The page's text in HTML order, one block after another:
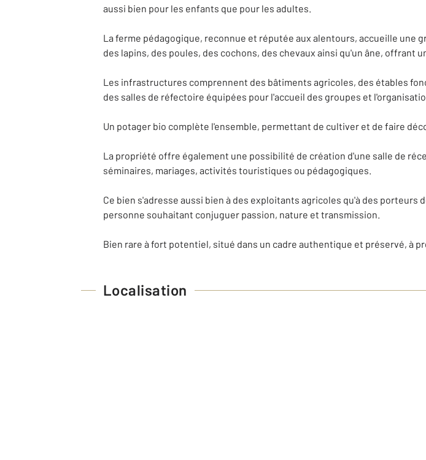
aussi bien pour les enfants que pour les adultes.
La ferme pédagogique, reconnue et réputée aux alentours, accueille une
des lapins, des poules, des cochons, des chevaux ainsi qu'un âne, offrant
Les infrastructures comprennent des bâtiments agricoles, des étables
des salles de réfectoire équipées pour l'accueil des groupes et
Un potager bio complète l'ensemble, permettant de cultiver et de faire
La propriété offre également une possibilité de création d'une salle de
séminaires, mariages, activités touristiques ou pédagogiques.
Ce bien s'adresse aussi bien à des exploitants agricoles qu'à des
personne souhaitant conjuguer passion, nature et transmission.
Bien rare à fort potentiel, situé dans un cadre authentique et préservé, à
Localisation